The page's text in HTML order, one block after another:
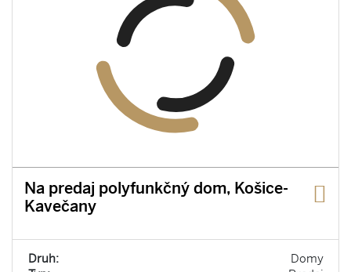
Na predaj polyfunkčný dom, Košice-
Kavečany
Druh:
Domy